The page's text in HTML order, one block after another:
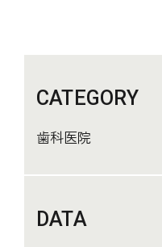
CATEGORY
歯科医院
DATA